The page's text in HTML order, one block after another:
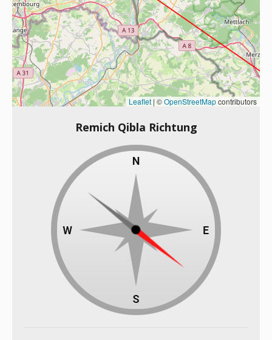
Leaflet | ©OpenStreetMapcontributors
Remich Qibla Richtung